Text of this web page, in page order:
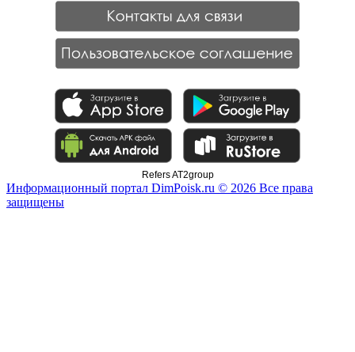
Refers AT2group
Информационный портал DimPoisk.ru © 2026 Все права
защищены